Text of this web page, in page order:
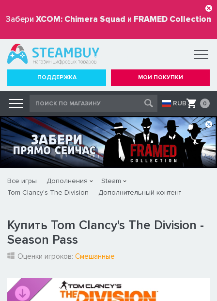
Забери XCOM: Chimera Squad и FRAMED Collection
бесплатно
ПОДДЕРЖКА МОИ ПОКУПКИ
RUB 0
Все игры Дополнения
Steam
Tom Clancy’s The Division
Дополнительный контент
Купить Tom Clancy's The Division -
Season Pass
Оценки игроков: Смешанные